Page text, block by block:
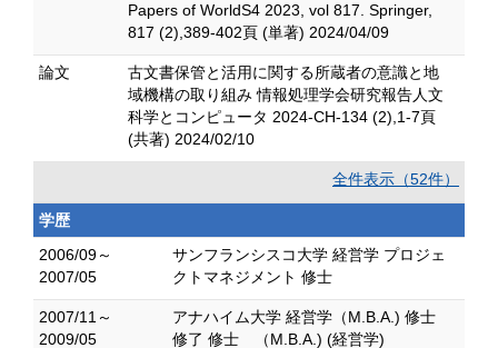
Papers of WorldS4 2023, vol 817. Springer,
817 (2),389-402頁 (単著) 2024/04/09
論文
古文書保管と活用に関する所蔵者の意識と地
域機構の取り組み 情報処理学会研究報告人文
科学とコンピュータ 2024-CH-134 (2),1-7頁
(共著) 2024/02/10
全件表示（52件）
学歴
2006/09～
2007/05
サンフランシスコ大学 経営学 プロジェ
クトマネジメント 修士
2007/11～
2009/05
アナハイム大学 経営学（M.B.A.) 修士
修了 修士 （M.B.A.) (経営学)